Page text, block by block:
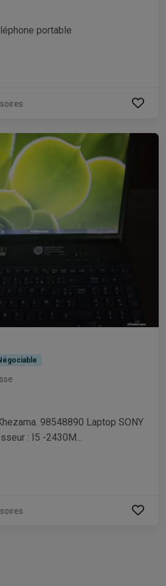
portable
98548890 Laptop SONY
: I5 -2430M...